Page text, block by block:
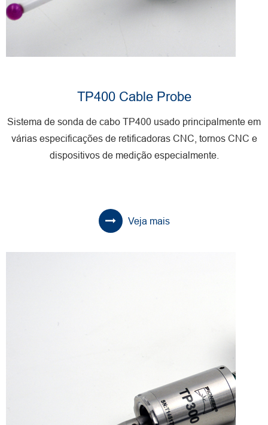
TP400 Cable Probe
Sistema de sonda de cabo TP400 usado principalmente em
várias especificações de retificadoras CNC, tornos CNC e
dispositivos de medição especialmente.
Veja mais